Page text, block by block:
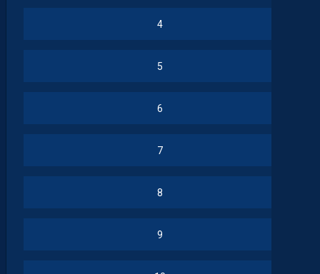
4
5
6
7
8
9